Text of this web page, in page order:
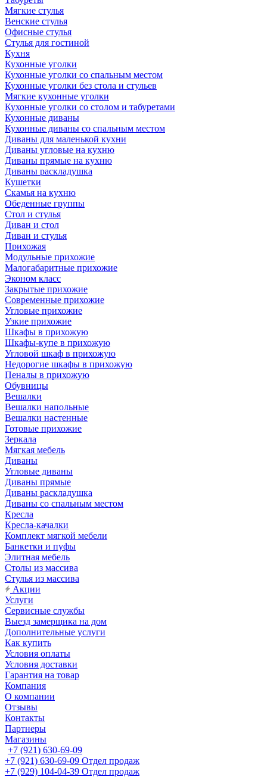
Мягкие стулья
Венские стулья
Офисные стулья
Стулья для гостиной
Кухня
Кухонные уголки
Кухонные уголки со спальным местом
Кухонные уголки без стола и стульев
Мягкие кухонные уголки
Кухонные уголки со столом и табуретами
Кухонные диваны
Кухонные диваны со спальным местом
Диваны для маленькой кухни
Диваны угловые на кухню
Диваны прямые на кухню
Диваны раскладушка
Кушетки
Скамья на кухню
Обеденные группы
Стол и стулья
Диван и стол
Диван и стулья
Прихожая
Модульные прихожие
Малогабаритные прихожие
Эконом класс
Закрытые прихожие
Современные прихожие
Угловые прихожие
Узкие прихожие
Шкафы в прихожую
Шкафы-купе в прихожую
Угловой шкаф в прихожую
Недорогие шкафы в прихожую
Пеналы в прихожую
Обувницы
Вешалки
Вешалки напольные
Вешалки настенные
Готовые прихожие
Зеркала
Мягкая мебель
Диваны
Угловые диваны
Диваны прямые
Диваны раскладушка
Диваны со спальным местом
Кресла
Кресла-качалки
Комплект мягкой мебели
Банкетки и пуфы
Элитная мебель
Столы из массива
Стулья из массива
Акции
Услуги
Сервисные службы
Выезд замерщика на дом
Дополнительные услуги
Как купить
Условия оплаты
Условия доставки
Гарантия на товар
Компания
О компании
Отзывы
Контакты
Партнеры
Магазины
+7 (921) 630-69-09
+7 (921) 630-69-09 Отдел продаж
+7 (929) 104-04-39 Отдел продаж